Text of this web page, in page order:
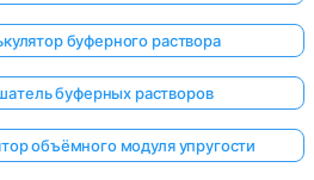
буферного раствора
буферных растворов
объёмного модуля упругости